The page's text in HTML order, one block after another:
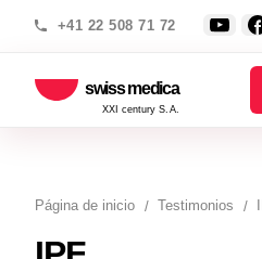
+41 22 508 71 72
swiss medica
XXI century S.A.
Página de inicio Testimonios